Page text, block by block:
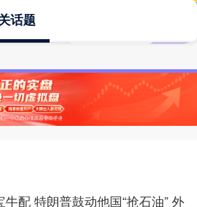
话题
牛配 特朗普鼓动他国“抢石油” 外